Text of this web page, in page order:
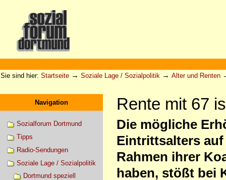
Werkzeuge
Sie sind hier: Startseite → Soziale Lage / Sozialpolitik → Alter und Renten
Navigation
Sozialforum Dortmund
Tipps
Radio-Sendungen
Soziale Lage / Sozialpolitik
Dortmund speziell
Rente mit 67
Die mögliche
Eintrittsalters auf
Rahmen ihrer
haben, stößt bei